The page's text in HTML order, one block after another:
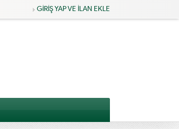
GİRİŞ YAP VE İLAN EKLE